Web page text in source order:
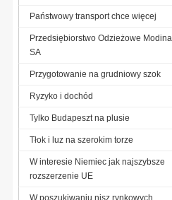
Państwowy transport chce więcej
Przedsiębiorstwo Odzieżowe Modina
SA
Przygotowanie na grudniowy szok
Ryzyko i dochód
Tylko Budapeszt na plusie
Tłok i luz na szerokim torze
W interesie Niemiec jak najszybsze
rozszerzenie UE
W poszukiwaniu nisz rynkowych